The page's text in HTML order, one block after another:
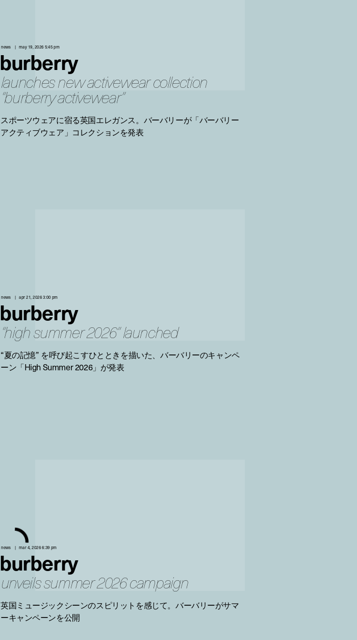
news may 19, 2026 5:45 pm
burberry
launches new activewear collection
“burberry activewear”
スポーツウェアに宿る英国エレガンス。バーバリーが「バーバリー
アクティブウェア」コレクションを発表
news apr 21, 2026 3:00 pm
burberry
“high summer 2026” launched
“夏の記憶” を呼び起こすひとときを描いた、バーバリーのキャンペ
ーン「High Summer 2026」が発表
news mar 4, 2026 6:39 pm
burberry
unveils summer 2026 campaign
英国ミュージックシーンのスピリットを感じて。バーバリーがサマ
ーキャンペーンを公開